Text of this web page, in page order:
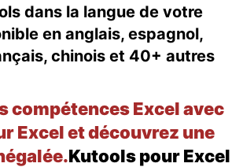
dans la langue de votre
en anglais, espagnol,
chinois et 40+ autres
compétences Excel avec
Excel et découvrez une
Kutools pour Excel